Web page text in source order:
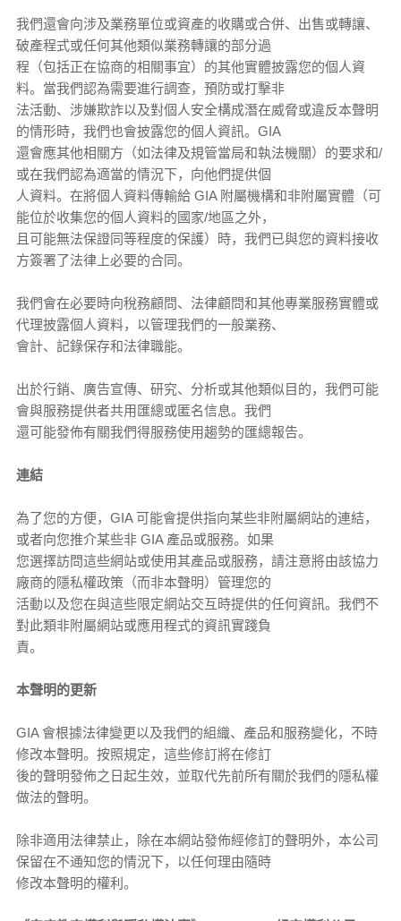
我們還會向涉及業務單位或資產的收購或合併、出售或轉讓、
破產程式或任何其他類似業務轉讓的部分過
程（包括正在協商的相關事宜）的其他實體披露您的個人資
料。當我們認為需要進行調查，預防或打擊非
法活動、涉嫌欺詐以及對個人安全構成潛在威脅或違反本聲明
的情形時，我們也會披露您的個人資訊。GIA
還會應其他相關方（如法律及規管當局和執法機關）的要求和/
或在我們認為適當的情況下，向他們提供個
人資料。在將個人資料傳輸給 GIA 附屬機構和非附屬實體（可
能位於收集您的個人資料的國家/地區之外，
且可能無法保證同等程度的保護）時，我們已與您的資料接收
方簽署了法律上必要的合同。
我們會在必要時向稅務顧問、法律顧問和其他專業服務實體或
代理披露個人資料，以管理我們的一般業務、
會計、記錄保存和法律職能。
出於行銷、廣告宣傳、研究、分析或其他類似目的，我們可能
會與服務提供者共用匯總或匿名信息。我們
還可能發佈有關我們得服務使用趨勢的匯總報告。
連結
為了您的方便，GIA 可能會提供指向某些非附屬網站的連結，
或者向您推介某些非 GIA 產品或服務。如果
您選擇訪問這些網站或使用其產品或服務，請注意將由該協力
廠商的隱私權政策（而非本聲明）管理您的
活動以及您在與這些限定網站交互時提供的任何資訊。我們不
對此類非附屬網站或應用程式的資訊實踐負
責。
本聲明的更新
GIA 會根據法律變更以及我們的組織、產品和服務變化，不時
修改本聲明。按照規定，這些修訂將在修訂
後的聲明發佈之日起生效，並取代先前所有關於我們的隱私權
做法的聲明。
除非適用法律禁止，除在本網站發佈經修訂的聲明外，本公司
保留在不通知您的情況下，以任何理由隨時
修改本聲明的權利。